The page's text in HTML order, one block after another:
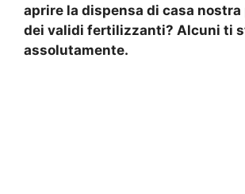
aprire la dispensa di casa
dei validi fertilizzanti? Alcuni ti
assolutamente.